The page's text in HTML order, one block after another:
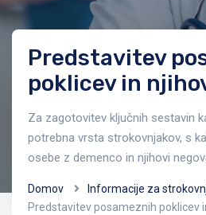
Predstavitev
poklicev in
Za zagotovitev ključnih sestavin
potrebna vrsta strokovnjakov, s
osebe z demenco in njihovi
Domov
Informacije za
Predstavitev posameznih poklicev